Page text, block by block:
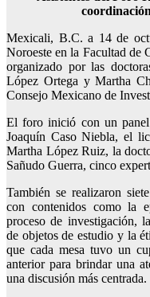
Mexicali, B.C. a 14 de
Noroeste en la Facultad de
organizado por las
López Ortega y Martha
Consejo Mexicano de
El foro inició con un
Joaquín Caso Niebla, el
Martha López Ruiz, la
Sañudo Guerra, cinco
También se realizaron
con contenidos como la
proceso de investigación,
de objetos de estudio y la
que cada mesa tuvo un
anterior para brindar una
una discusión más centrada.